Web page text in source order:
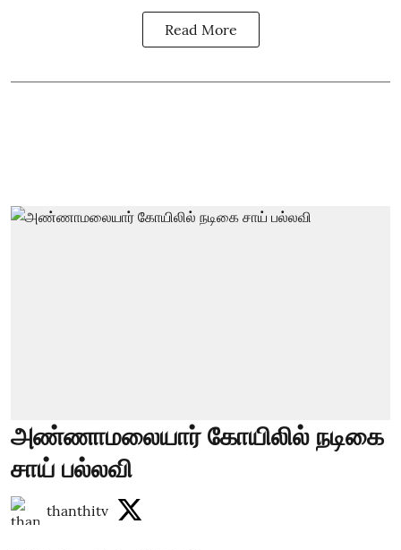
Read More
அண்ணாமலையார் கோயிலில் நடிகை
சாய் பல்லவி
thanthitv